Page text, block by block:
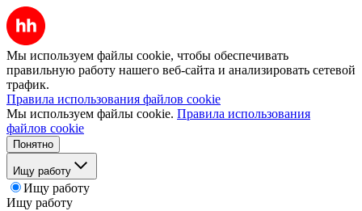
Мы используем файлы cookie, чтобы обеспечивать
правильную работу нашего веб-сайта и анализировать сетевой
трафик.
Правила использования файлов cookie
Мы используем файлы cookie. Правила использования
файлов cookie
Понятно
Ищу работу
Ищу работу
Ищу работу